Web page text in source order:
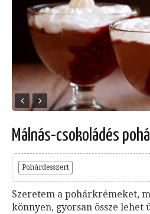
Málnás-csokoládés
Pohárdesszert
Szeretem a pohárkrémeket,
könnyen, gyorsan össze lehet